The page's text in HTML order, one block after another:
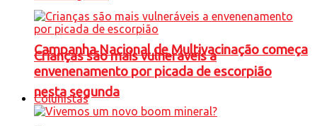
Campanha Nacional de Multivacinação começa
nesta segunda
Crianças são mais vulneráveis a
envenenamento por picada de escorpião
Colunistas